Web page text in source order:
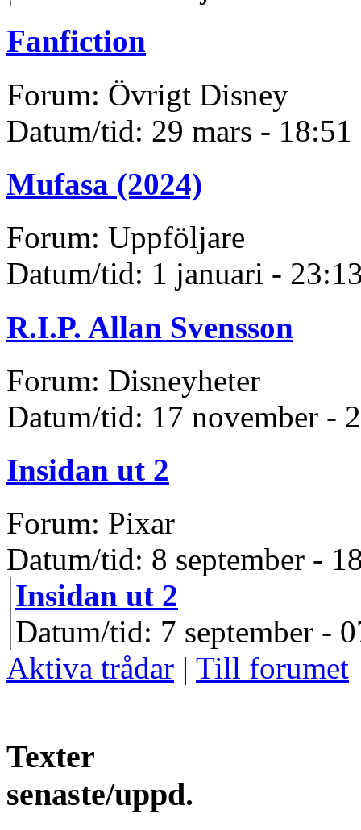
Fanfiction
Forum: Övrigt Disney
Datum/tid: 29 mars - 18:51
Mufasa (2024)
Forum: Uppföljare
Datum/tid: 1 januari -
R.I.P. Allan Svensson
Forum: Disneyheter
Datum/tid: 17 november -
Insidan ut 2
Forum: Pixar
Datum/tid: 8 september -
Insidan ut 2
Datum/tid: 7 september -
Aktiva trådar | Till forumet
Texter
senaste/uppd.